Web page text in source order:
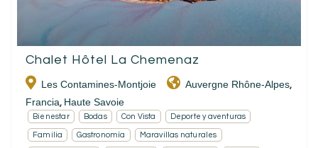
Chalet Hôtel La Chemenaz
Les Contamines-Montjoie Auvergne Rhône-Alpes,
Francia, Haute Savoie
Bienestar Bodas Con Vista Deporte y aventuras
Familia Gastronomía Maravillas naturales